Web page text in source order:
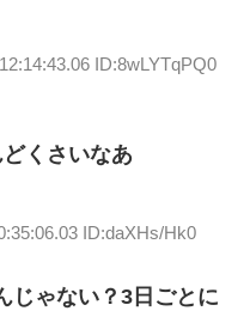
ID:8wLYTqPQ0
くさいなあ
ID:daXHs/Hk0
じゃない？3日ごとに